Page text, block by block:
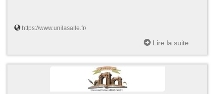
https://www.unilasalle.fr/
Lire la suite